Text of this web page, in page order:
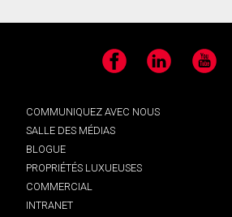
Facebook LinkedIn YouTube
COMMUNIQUEZ AVEC NOUS
SALLE DES MÉDIAS
BLOGUE
PROPRIÉTÉS LUXUEUSES
COMMERCIAL
INTRANET